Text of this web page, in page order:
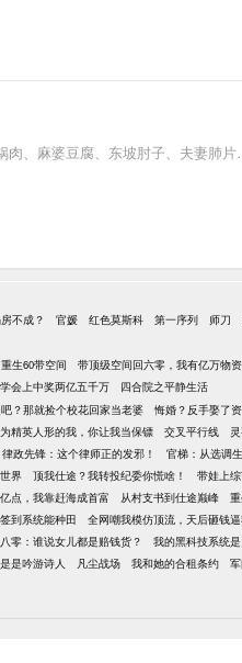
、麻婆豆腐、东坡肘子、夫妻肺
不成？ 官媛 红色莫斯科 第一序列 师刀
重生60带空间 带顶级空间回六零，我有亿万物资
会上中奖两亿五千万 四合院之平静生活
？那就捡个校花回家当老婆 悔婚？反手娶了
精英人形的我，你让我当保镖 交叉平行线
律政先锋：这个律师正的发邪！ 官梯：从选调
界 顶我仕途？我转投纪委你慌啥！ 带娃上
点，我靠赶海成首富 从村支书到仕途巅峰
到系统能种田 全网嘲我模仿顶流，天后砸钱
零：谁说女儿都是赔钱货？ 我的黑科技系统
是吟游诗人 凡尘战场 我和她的合租条约